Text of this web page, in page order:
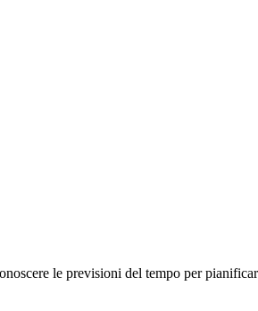
le previsioni del tempo per